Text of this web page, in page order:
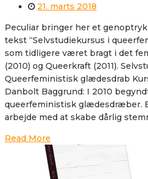
21. marts 2018
Peculiar bringer her et
tekst “Selvstudiekursus i
som tidligere været bragt i det
(2010) og Queerkraft (2011).
Queerfeministisk glædesdrab
Danbolt Baggrund: I 2010
queerfeministisk glædesdræber.
arbejde med at skabe dårlig
Read More